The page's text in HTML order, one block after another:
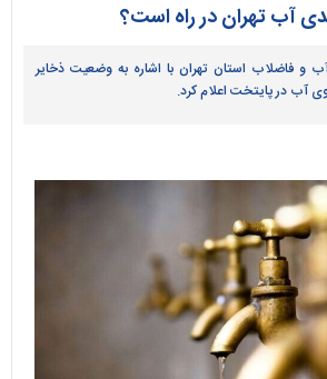
آب تهران در راه است؟
و فاضلاب استان تهران با اشاره به وضعیت ذخایر
آب در پایتخت اعلام کرد.